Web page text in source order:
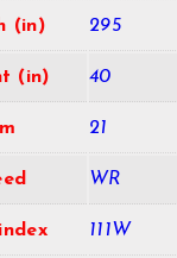
(in) 295
(in) 40
21
WR
111W